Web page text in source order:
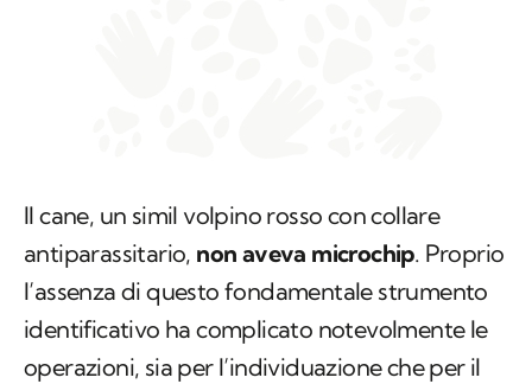
Il cane, un simil volpino rosso con collare
antiparassitario, non aveva microchip. Proprio
l’assenza di questo fondamentale strumento
identificativo ha complicato notevolmente le
operazioni, sia per l’individuazione che per il